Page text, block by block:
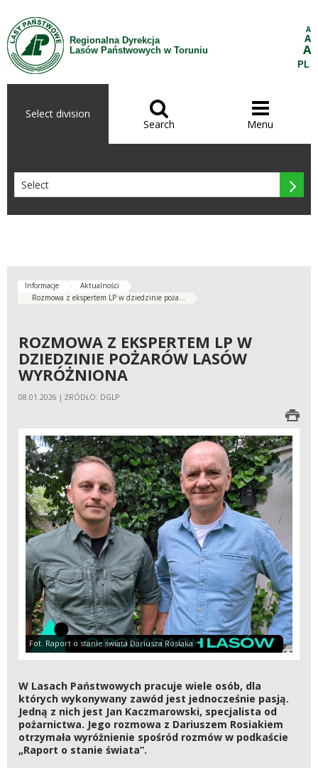
Skip to Content
Regionalna Dyrekcja
Lasów Państwowych w Toruniu
A
A
A
PL
Select division 
Search

Menu

Informacje
Aktualności
Rozmowa z ekspertem LP w dziedzinie poża...
ROZMOWA Z EKSPERTEM LP W
DZIEDZINIE POŻARÓW LASÓW
WYRÓŻNIONA
08.01.2026 | ŹRÓDŁO: DGLP
Fot. Raport o stanie świata Dariusza Rosiaka
W Lasach Państwowych pracuje wiele osób, dla
których wykonywany zawód jest jednocześnie pasją.
Jedną z nich jest Jan Kaczmarowski, specjalista od
pożarnictwa. Jego rozmowa z Dariuszem Rosiakiem
otrzymała wyróżnienie spośród rozmów w podkaście
„Raport o stanie świata”.